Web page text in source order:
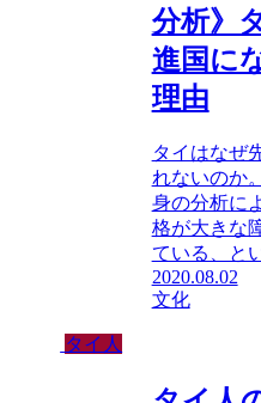
分析》
進国に
理由
タイはなぜ
れないのか
身の分析に
格が大きな
ている、と
2020.08.02
文化
タイ人